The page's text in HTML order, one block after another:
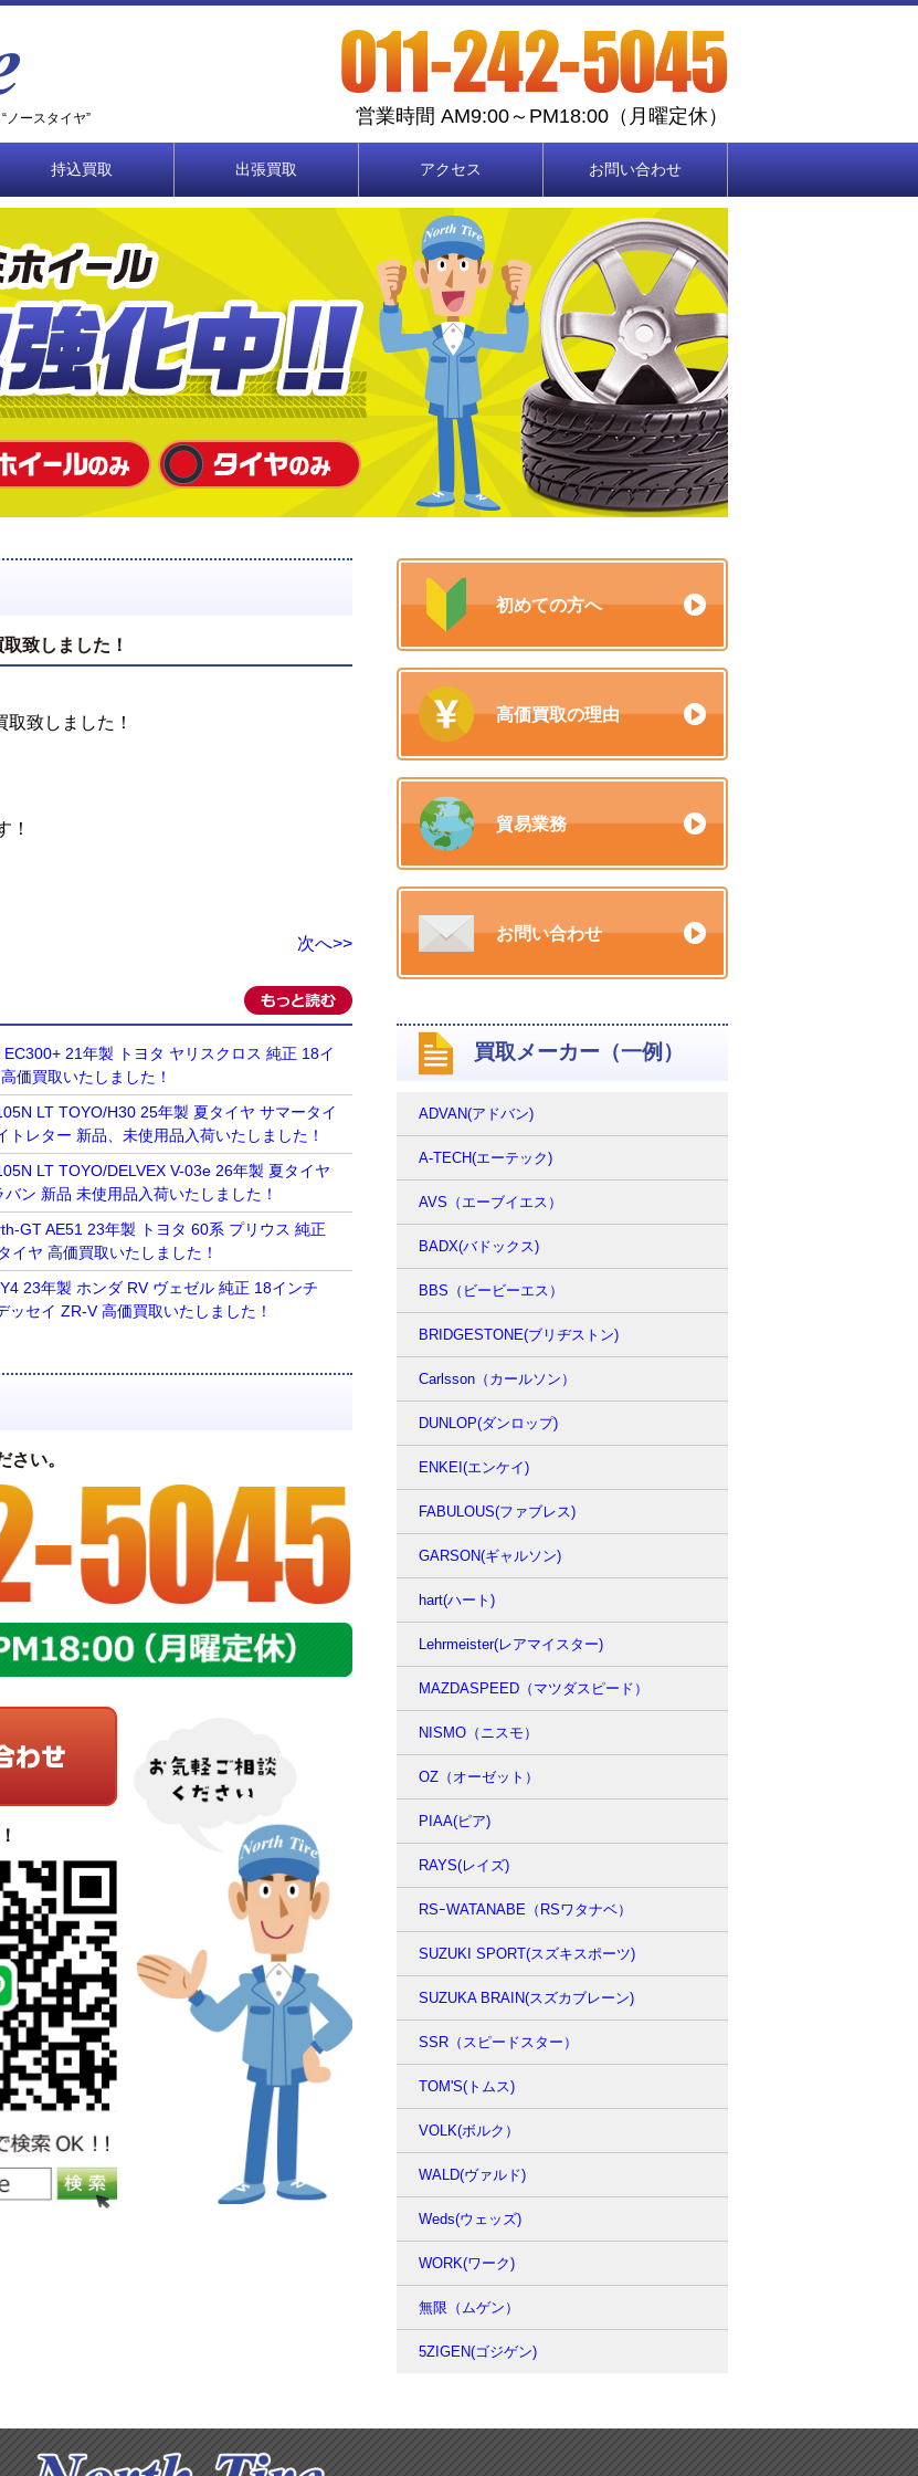
ノースタイヤ” 営業時間 AM9:00～PM18:00（月曜定休）
持込買取 出張買取 アクセス お問い合わせ
致しました！
致しました！
！
次へ>>
21年製 トヨタ ヤリスクロス 純正 18イ
価買取いたしました！
LT TOYO/H30 25年製 夏タイヤ サマータイ
レター 新品、未使用品入荷いたしました！
LT TOYO/DELVEX V-03e 26年製 夏タイヤ
ン 新品 未使用品入荷いたしました！
GT AE51 23年製 トヨタ 60系 プリウス 純正
イヤ 高価買取いたしました！
23年製 ホンダ RV ヴェゼル 純正 18インチ
セイ ZR-V 高価買取いたしました！
さい。
初めての方へ
高価買取の理由
貿易業務
お問い合わせ
買取メーカー（一例）
ADVAN(アドバン)
A-TECH(エーテック)
AVS（エーブイエス）
BADX(バドックス)
BBS（ビービーエス）
BRIDGESTONE(ブリヂストン)
Carlsson（カールソン）
DUNLOP(ダンロップ)
ENKEI(エンケイ)
FABULOUS(ファブレス)
GARSON(ギャルソン)
hart(ハート)
Lehrmeister(レアマイスター)
MAZDASPEED（マツダスピード）
NISMO（ニスモ）
OZ（オーゼット）
PIAA(ピア)
RAYS(レイズ)
RSｰWATANABE（RSワタナベ）
SUZUKI SPORT(スズキスポーツ)
SUZUKA BRAIN(スズカブレーン)
SSR（スピードスター）
TOM'S(トムス)
VOLK(ボルク）
WALD(ヴァルド)
Weds(ウェッズ)
WORK(ワーク)
無限（ムゲン）
5ZIGEN(ゴジゲン)